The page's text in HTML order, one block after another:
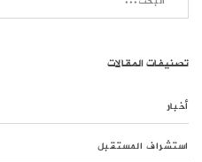
تصنيفات المقالات
أخبار
استشراف المستقبل